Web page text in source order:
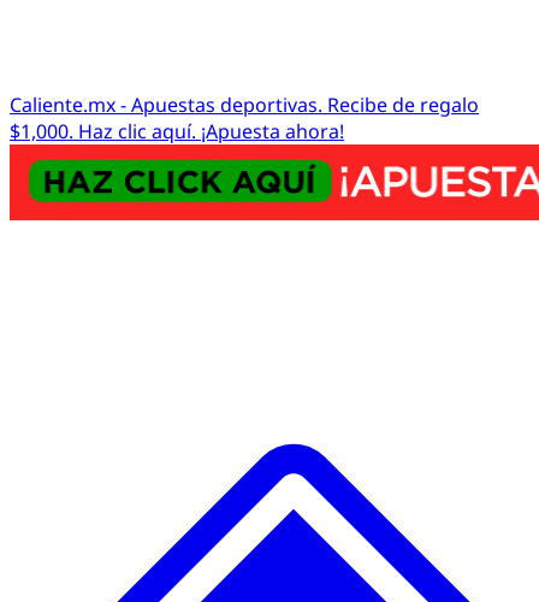
Caliente.mx - Apuestas deportivas. Recibe de regalo
$1,000. Haz clic aquí. ¡Apuesta ahora!